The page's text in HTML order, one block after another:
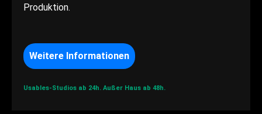
Produktion.
Weitere Informationen
Usables-Studios ab 24h. Außer Haus ab 48h.